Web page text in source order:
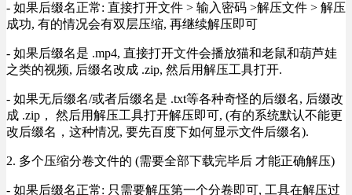
- 如果后缀名正常: 直接打开文件 > 输入密码 >解压文件 > 解压
成功, 有的情况会有双层压缩, 再继续解压即可
- 如果后缀名是 .mp4, 直接打开文件会播放猫和老鼠和葫芦娃
之类的视频, 后缀名改成 .zip, 然后用解压工具打开.
- 如果无后缀名/或者后缀名是 .txt等各种奇怪的后缀名, 后缀改
成 .zip， 然后用解压工具打开解压即可, (有的系统默认不能更
改后缀名，这种情况, 要先百度下如何显示文件后缀名).
2. 多个压缩分卷文件的 (需要全部下载完毕后 才能正确解压)
- 如果后缀名正常: 只需要解压第一个分卷即可, 工具在解压过